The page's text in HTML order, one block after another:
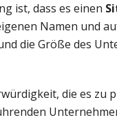
ist, dass es einen
Namen und
die Größe des
die es zu